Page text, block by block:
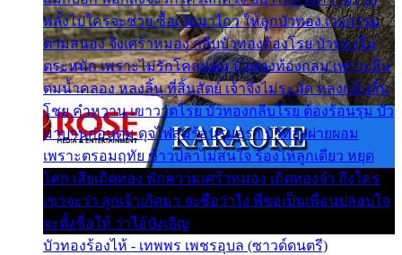
พลั้งไปใครจะช่วย ซื้อเปลมาไกว ให้ลูกบัวทอง เวรกรรม
ตามสนอง จึงเศร้าหมอง กลีบบัวทองต้องโรย บัวทองไม่
ตระหนัก เพราะไม่รักโคลนตม บัวทองท้องกลม เพราะลืม
ตมน้ำคลอง หลงลิ้น ที่สิ้นสัตย์ เจ้าจึงไม่ระมัด หลงกลิ่นลิ้น
โชย คำหวาน เขาวาดโรย บัวทองกลีบโรย ต้องร้อนรุม บัว
มาบานก่อนตูม ดุจไฟสุมร้อนรุมอุรา บัวทองผ่ายผอม
เพราะตรอมฤทัย ข้าวปลาไม่สนใจ ร้องไห้ลูกเดียว หยุด
โศก เสียเถิดทอง พักความเศร้าหมอง เถิดทองจ๋า ถึงใคร
เขาจะว่า ลูกเจ้าเกิดมา จะชื่อว่าไง พี่ขอเป็นเพื่อนปลอบใจ
จะตั้งชื่อให้ ว่าไอ้บังเอิญ
บัวทองร้องไห้ - เทพพร เพชรอุบล (ซาวด์ดนตรี)